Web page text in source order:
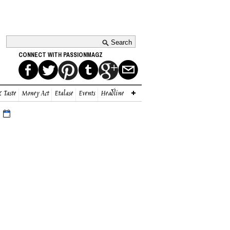
CONNECT WITH PASSIONMAGZ
Money Act Etalase Events Headline